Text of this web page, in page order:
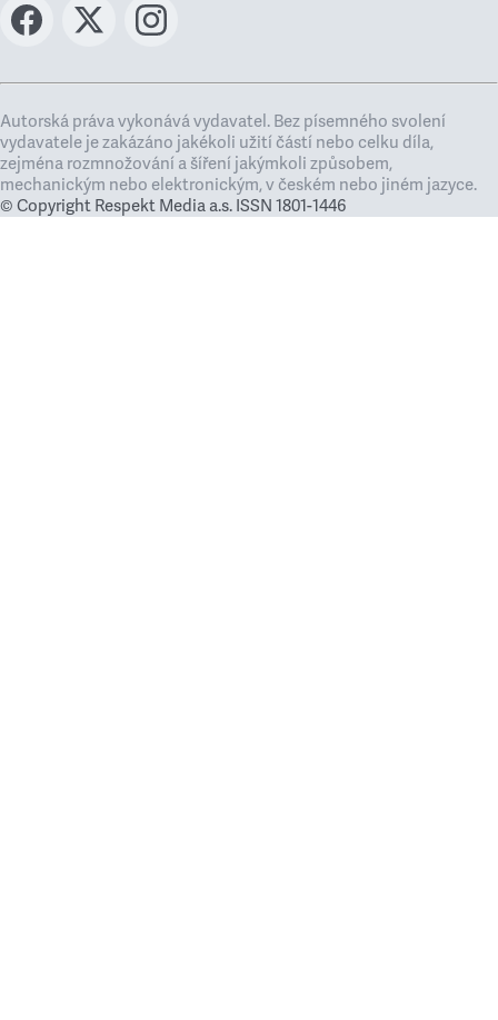
Autorská práva vykonává vydavatel. Bez písemného svolení
vydavatele je zakázáno jakékoli užití částí nebo celku díla,
zejména rozmnožování a šíření jakýmkoli způsobem,
mechanickým nebo elektronickým, v českém nebo jiném jazyce.
© Copyright Respekt Media a.s. ISSN 1801-1446